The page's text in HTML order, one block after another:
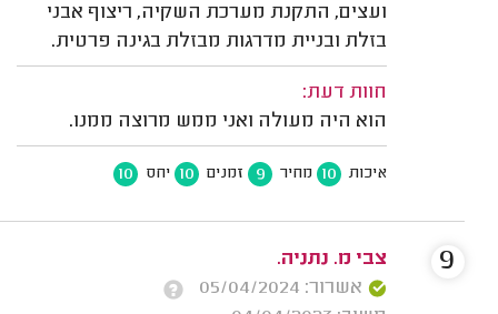
ועצים, התקנת מערכת השקיה, ריצוף אבני
בזלת ובניית מדרגות מבזלת בגינה פרטית.
חוות דעת:
הוא היה מעולה ואני ממש מרוצה ממנו.
איכות 10 מחיר 9 זמנים 10 יחס 10
צבי מ. נתניה.
אשרור: 05/04/2024
9